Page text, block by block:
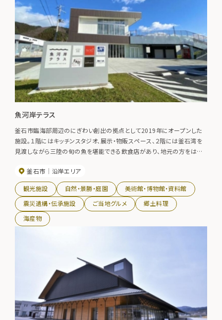
魚河岸テラス
釜石市臨海部周辺のにぎわい創出の拠点として2019年にオープンした
施設。１階にはキッチンスタジオ、展示・物販スペース、２階には釜石湾を
見渡しながら三陸の旬の魚を堪能できる飲食店があり、地元の方をはじ
釜石市
沿岸エリア
観光施設 自然・景勝・庭園
美術館・博物館・資料館
震災遺構・伝承施設
ご当地グルメ
郷土料理
海産物